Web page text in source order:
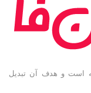
است و هدف آن تبدیل